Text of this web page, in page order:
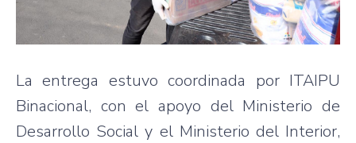
La entrega estuvo coordinada por ITAIPU
Binacional, con el apoyo del Ministerio de
Desarrollo Social y el Ministerio del Interior,